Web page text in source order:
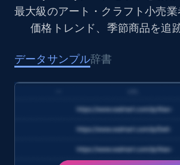
URL, Product id, Title, Product
Rating, Reviews count, Initial price,
最大級のアート・クラフト小売業
価格トレンド、季節商品を追
データサンプル辞書